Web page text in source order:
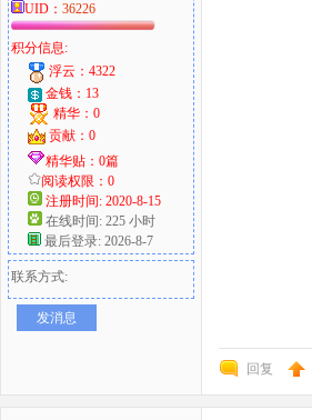
UID： 36226
积分信息:
浮云：4322
金钱：13
精华：0
贡献：0
精华贴：0篇
阅读权限：0
注册时间: 2020-8-15
在线时间: 225 小时
最后登录: 2026-8-7
联系方式:
发消息
回复